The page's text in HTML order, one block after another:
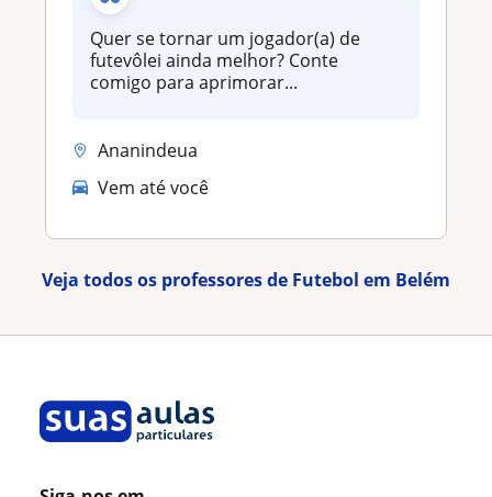
Quer se tornar um jogador(a) de
futevôlei ainda melhor? Conte
comigo para aprimorar...
Ananindeua
Vem até você
Veja todos os professores de Futebol em Belém